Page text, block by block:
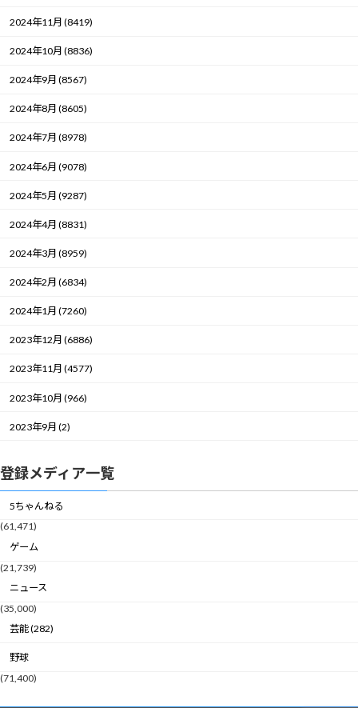
2024年11月 (8419)
2024年10月 (8836)
2024年9月 (8567)
2024年8月 (8605)
2024年7月 (8978)
2024年6月 (9078)
2024年5月 (9287)
2024年4月 (8831)
2024年3月 (8959)
2024年2月 (6834)
2024年1月 (7260)
2023年12月 (6886)
2023年11月 (4577)
2023年10月 (966)
2023年9月 (2)
登録メディア一覧
5ちゃんねる
(61,471)
ゲーム
(21,739)
ニュース
(35,000)
芸能 (282)
野球
(71,400)